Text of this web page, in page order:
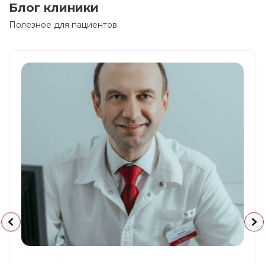
Блог клиники
Полезное для пациентов